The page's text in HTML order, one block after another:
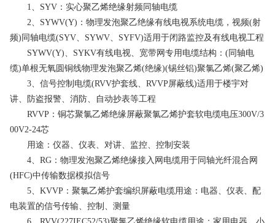
1、SYV：实心聚乙烯绝缘射频同轴电缆
2、SYWV(Y)：物理发泡聚乙绝缘有线电视系统电缆，视频(射
频)同轴电缆(SYV、SYWV、SYFV)适用于闭路监控及有线电视工程
SYWV(Y)、SYKV有线电视、宽带网专用电缆结构：(同轴电
缆)单根无氧圆铜线物理发泡聚乙烯(绝缘)(锡丝铝)聚氯乙烯(聚乙烯)
3、信号控制电缆(RVV护套线、RVVP屏蔽线)适用于楼宇对
讲、防盗报警、消防、自动抄表等工程
RVVP：铜芯聚氯乙烯绝缘屏蔽聚氯乙烯护套软电缆电压300V/3
00V2-24芯
用途：仪器、仪表、对讲、监控、控制安装
4、RG：物理发泡聚乙烯绝缘接入网电缆用于同轴光纤混合网
(HFC)中传输数据模拟信号
5、KVVP：聚氯乙烯护套编织屏蔽电缆用途：电器、仪表、配
电装置的信号传输、控制、测量